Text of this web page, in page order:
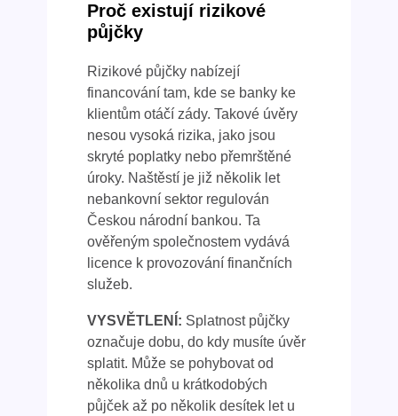
Proč existují rizikové
půjčky
Rizikové půjčky nabízejí
financování tam, kde se banky ke
klientům otáčí zády. Takové úvěry
nesou vysoká rizika, jako jsou
skryté poplatky nebo přemrštěné
úroky. Naštěstí je již několik let
nebankovní sektor regulován
Českou národní bankou. Ta
ověřeným společnostem vydává
licence k provozování finančních
služeb.
VYSVĚTLENÍ: Splatnost půjčky
označuje dobu, do kdy musíte úvěr
splatit. Může se pohybovat od
několika dnů u krátkodobých
půjček až po několik desítek let u